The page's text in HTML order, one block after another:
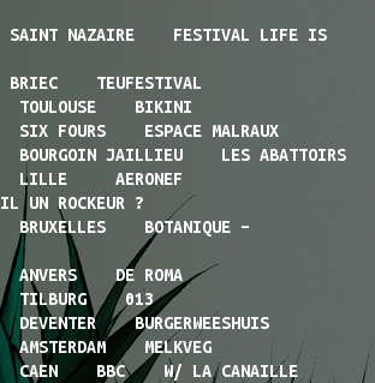
NAZAIRE FESTIVAL LIFE IS
TEUFESTIVAL
BIKINI
FOURS ESPACE MALRAUX
JAILLIEU LES ABATTOIRS
AERONEF
IL UN ROCKEUR ?
BOTANIQUE –
DE ROMA
TILBURG 013
BURGERWEESHUIS
MELKVEG
BBC W/ LA CANAILLE